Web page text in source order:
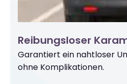
Reibungsloser
Garantiert ein nahtloser
ohne Komplikationen.